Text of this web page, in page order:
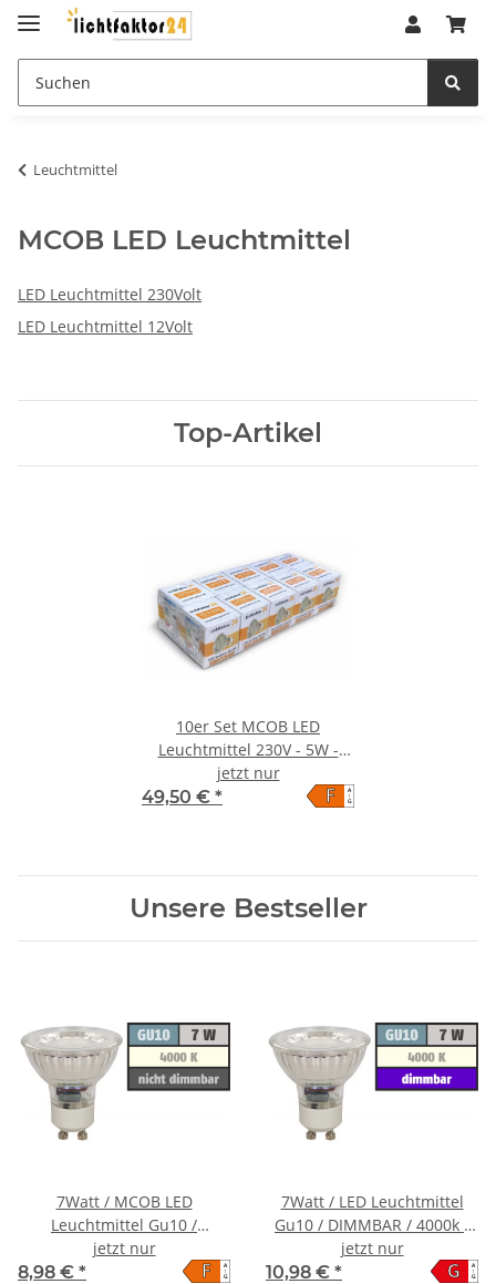
Leuchtmittel
MCOB LED Leuchtmittel
LED Leuchtmittel 230Volt
LED Leuchtmittel 12Volt
Top-Artikel
10er Set MCOB LED
Leuchtmittel 230V - 5W -
Neutralweiss 4000k
jetzt nur
49,50 € * A
↑
G
F
Unsere Bestseller
7Watt / MCOB LED
Leuchtmittel Gu10 /
550Lumen / NEUTRALWEISS
jetzt nur
8,98 € * A
↑
G
F
7Watt / LED Leuchtmittel
Gu10 / DIMMBAR / 4000k /
450lm / 230Volt / Neutral-
jetzt nur
10,98 € * A
↑
G
G